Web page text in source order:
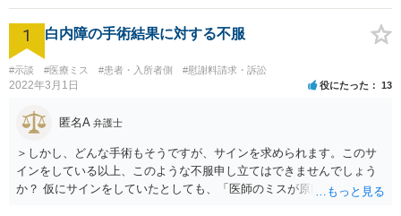
1 白内障の手術結果に対する不服
#示談 #医療ミス #患者・入所者側 #慰謝料請求・訴訟
2022年3月1日 役にたった 13
匿名A 弁護士
＞しかし、どんな手術もそうですが、サインを求められます。このサ
インをしている以上、このような不服申し立てはできませんでしょう
か？ 仮にサインをしていたとしても、「医師のミスが原因で老眼がひ